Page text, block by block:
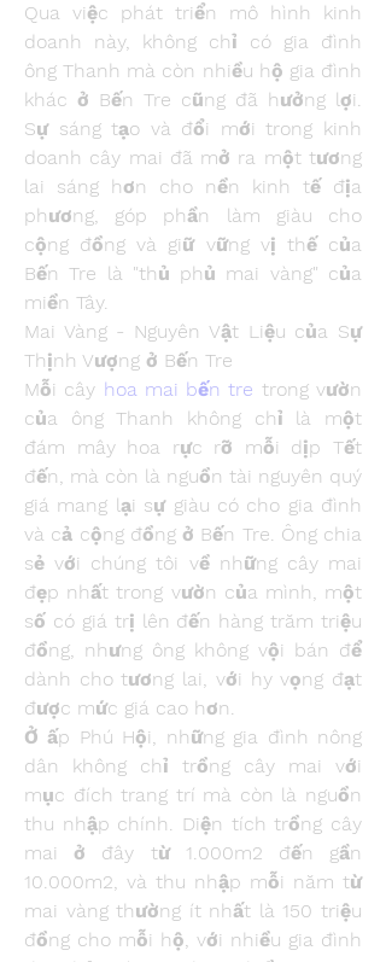
Qua việc phát triển mô hình kinh
doanh này, không chỉ có gia đình
ông Thanh mà còn nhiều hộ gia đình
khác ở Bến Tre cũng đã hưởng lợi.
Sự sáng tạo và đổi mới trong kinh
doanh cây mai đã mở ra một tương
lai sáng hơn cho nền kinh tế địa
phương, góp phần làm giàu cho
cộng đồng và giữ vững vị thế của
Bến Tre là "thủ phủ mai vàng" của
miền Tây.
Mai Vàng - Nguyên Vật Liệu của Sự
Thịnh Vượng ở Bến Tre
Mỗi cây hoa mai bến tre trong vườn
của ông Thanh không chỉ là một
đám mây hoa rực rỡ mỗi dịp Tết
đến, mà còn là nguồn tài nguyên quý
giá mang lại sự giàu có cho gia đình
và cả cộng đồng ở Bến Tre. Ông chia
sẻ với chúng tôi về những cây mai
đẹp nhất trong vườn của mình, một
số có giá trị lên đến hàng trăm triệu
đồng, nhưng ông không vội bán để
dành cho tương lai, với hy vọng đạt
được mức giá cao hơn.
Ở ấp Phú Hội, những gia đình nông
dân không chỉ trồng cây mai với
mục đích trang trí mà còn là nguồn
thu nhập chính. Diện tích trồng cây
mai ở đây từ 1.000m2 đến gần
10.000m2, và thu nhập mỗi năm từ
mai vàng thường ít nhất là 150 triệu
đồng cho mỗi hộ, với nhiều gia đình